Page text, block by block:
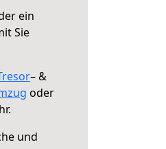
ein
Sie
– &
oder
und